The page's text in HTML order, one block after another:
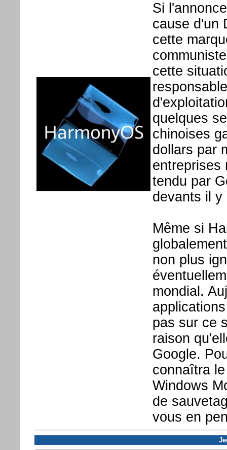
Si
cause d'un
cette
cette
quelques
chinoises
dollars par
entreprises
tendu par
devants il y
Même si
non plus
mondial.
pas sur ce
raison
Google.
connaîtra
Windows
de
vous en